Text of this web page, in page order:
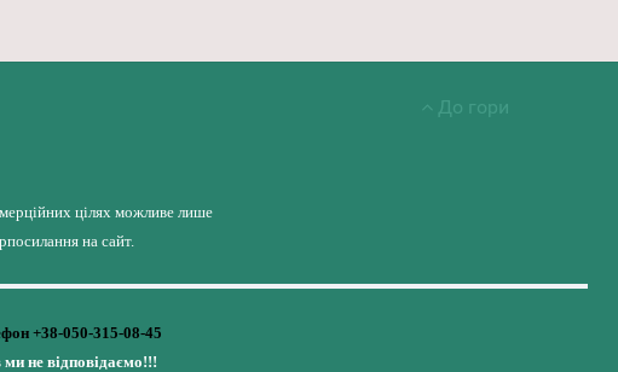
До гори
цілях можливе лише
на сайт.
+38-050-315-08-45
ми не відповідаємо!!!